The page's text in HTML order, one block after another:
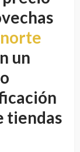
un
tiendas